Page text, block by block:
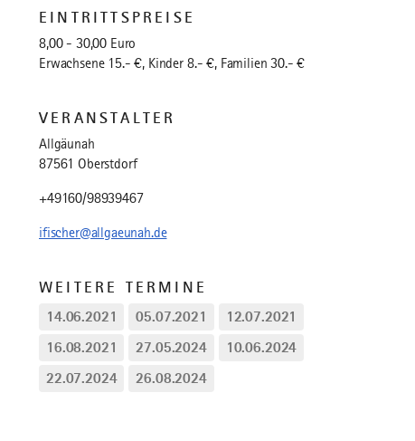
EINTRITTSPREISE
8,00 - 30,00 Euro
Erwachsene 15.- €, Kinder 8.- €, Familien 30.- €
VERANSTALTER
Allgäunah
87561 Oberstdorf
+49160/98939467
ifischer@allgaeunah.de
WEITERE TERMINE
14.06.2021 05.07.2021
12.07.2021
16.08.2021
27.05.2024
10.06.2024
22.07.2024
26.08.2024